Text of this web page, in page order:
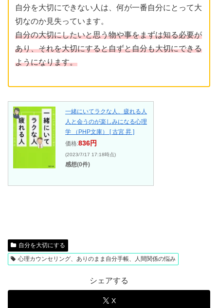
自分を大切にできない人は、何が一番自分にとって大
切なのか見失っています。
自分の大切にしたいと思う物や事をまずは知る必要が
あり、それを大切にすると自ずと自分も大切にできる
ようになります。
一緒にいてラクな人、疲れる人
人と会うのが楽しみになる心理
学 （PHP文庫） [ 古宮 昇 ]
価格:836円
(2023/7/17 17:18時点)
感想(0件)
自分を大切にする
心理カウンセリング、ありのまま自分手帳、人間関係の悩み
シェアする
X